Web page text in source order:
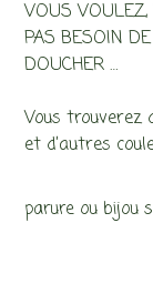
VOUS
PAS BESOIN
DOUCHER …
Vous
et d’autres
parure ou bijou